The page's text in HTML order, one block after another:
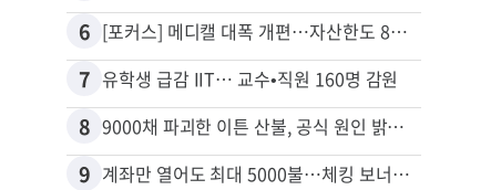
6 [포커스] 메디캘 대폭 개편…자산한도 84% 축소
7 유학생 급감 IIT… 교수•직원 160명 감원
8 9000채 파괴한 이튼 산불, 공식 원인 밝혀졌다
9 계좌만 열어도 최대 5000불…체킹 보너스 무한 경쟁